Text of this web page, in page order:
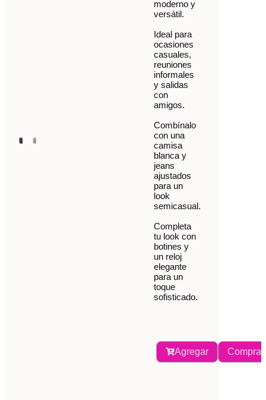
moderno y
versátil.
Ideal para
ocasiones
casuales,
reuniones
informales
y salidas
con
amigos.
Combínalo
con una
camisa
blanca y
jeans
ajustados
para un
look
semicasual.
Completa
tu look con
botines y
un reloj
elegante
para un
toque
sofisticado.
Agregar Comprar